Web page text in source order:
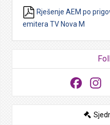
Rješenje AEM po
emitera TV Nova M